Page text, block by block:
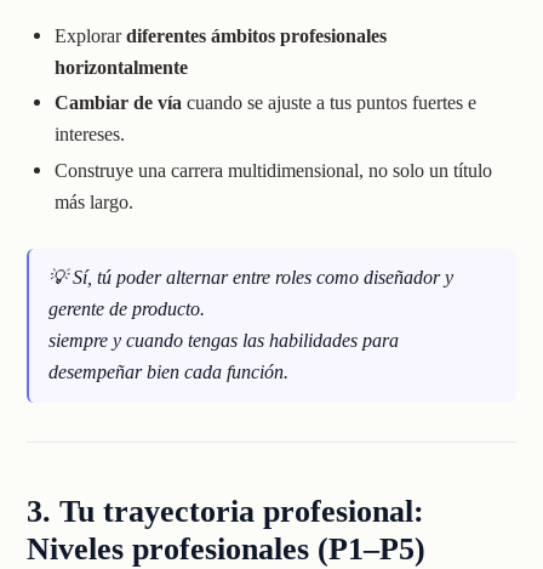
Explorardiferentes ámbitos profesionales
horizontalmente
Cambiar de vía cuando se ajuste a tus puntos fuertes e
intereses.
Construye una carrera multidimensional, no solo un título
más largo.
💡 Sí, túpoderalternar entre roles como diseñador y
gerente de producto.
siempre y cuando tengas las habilidades para
desempeñar bien cada función.
3. Tu trayectoria profesional:
Niveles profesionales (P1–P5)